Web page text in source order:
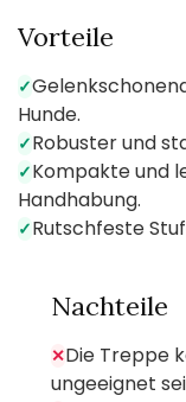
Vorteile
✓
Hunde.
✓Robuster und
✓Kompakte und
Handhabung.
✓Rutschfeste
Nachteile
✕Die Treppe
ungeeignet